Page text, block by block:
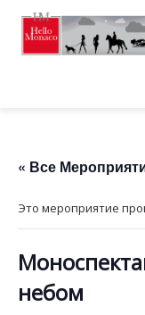
« Все
Это мероприятие
небом